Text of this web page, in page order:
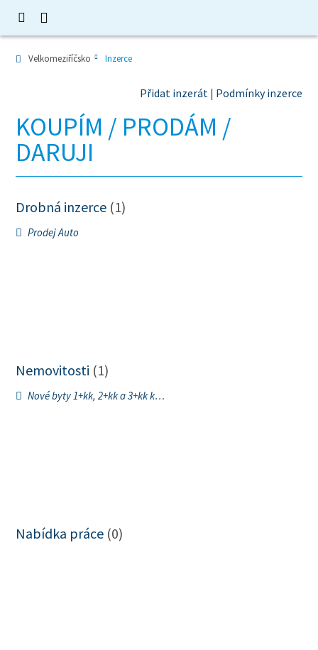
Velkomeziříčsko Inzerce
Přidat inzerát| Podmínky inzerce
KOUPÍM / PRODÁM /
DARUJI
Drobná inzerce (1)
Prodej Auto
Nemovitosti (1)
Nové byty 1+kk, 2+kk a 3+kk k…
Nabídka práce (0)